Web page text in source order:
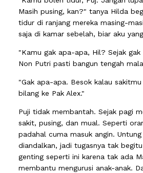
Masih pusing, kan?" tanya Hilda
tidur di ranjang mereka masing-
saja di kamar sebelah, biar aku
"Kamu gak apa-apa, Hil? Sejak gak
Non Putri pasti bangun tengah
"Gak apa-apa. Besok kalau
bilang ke Pak Alex."
Puji tidak membantah. Sejak pagi
sakit, pusing, dan mual. Seperti
padahal cuma masuk angin.
diandalkan, jadi tugasnya tak
genting seperti ini karena tak ada
membantu mengurusi anak-anak.